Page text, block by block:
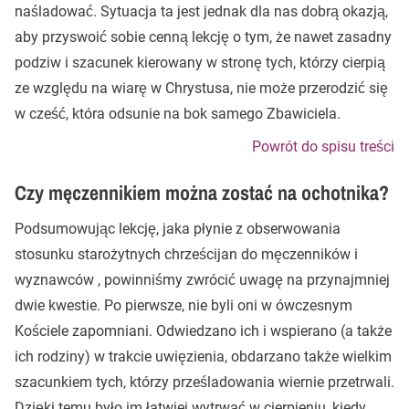
naśladować. Sytuacja ta jest jednak dla nas dobrą okazją,
aby przyswoić sobie cenną lekcję o tym, że nawet zasadny
podziw i szacunek kierowany w stronę tych, którzy cierpią
ze względu na wiarę w Chrystusa, nie może przerodzić się
w cześć, która odsunie na bok samego Zbawiciela.
Powrót do spisu treści
Czy męczennikiem można zostać na ochotnika?
Podsumowując lekcję, jaka płynie z obserwowania
stosunku starożytnych chrześcijan do męczenników i
wyznawców , powinniśmy zwrócić uwagę na przynajmniej
dwie kwestie. Po pierwsze, nie byli oni w ówczesnym
Kościele zapomniani. Odwiedzano ich i wspierano (a także
ich rodziny) w trakcie uwięzienia, obdarzano także wielkim
szacunkiem tych, którzy prześladowania wiernie przetrwali.